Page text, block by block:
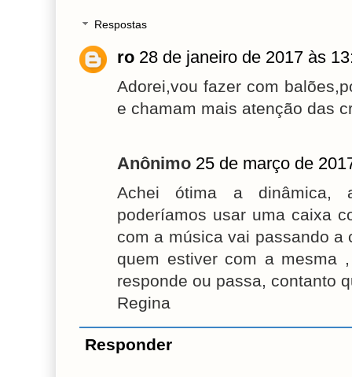
Respostas
ro 28 de janeiro de 2017 às
Adorei,vou fazer com
e chamam mais atenção das
Anônimo 25 de março de
Achei ótima a dinâmica,
poderíamos usar uma caixa
com a música vai passando a
quem estiver com a mesma
responde ou passa, contanto
Regina
Responder